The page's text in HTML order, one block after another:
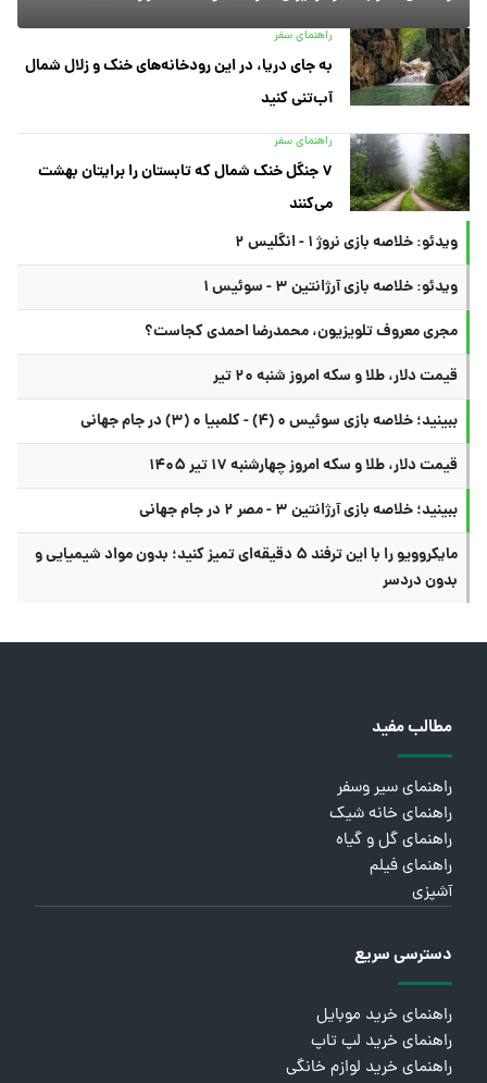
راهنمای سفر
به جای دریا، در این رودخانه‌های خنک و زلال شمال
آب‌تنی کنید
راهنمای سفر
۷ جنگل خنک شمال که تابستان را برایتان بهشت
می‌کنند
ویدئو: خلاصه بازی نروژ ۱ - انگلیس ۲
ویدئو: خلاصه بازی آرژانتین ۳ - سوئیس ۱
مجری معروف تلویزیون، محمدرضا احمدی کجاست؟
قیمت دلار، طلا و سکه امروز شنبه ۲۰ تیر
ببینید؛ خلاصه بازی سوئیس ۰ (۴) - کلمبیا ۰ (۳) در جام جهانی
قیمت دلار، طلا و سکه امروز چهارشنبه ۱۷ تیر ۱۴۰۵
ببینید؛ خلاصه بازی آرژانتین ۳ - مصر ۲ در جام جهانی
مایکروویو را با این ترفند ۵ دقیقه‌ای تمیز کنید؛ بدون مواد شیمیایی و
بدون دردسر
مطالب مفید
راهنمای سیر وسفر
راهنمای خانه شیک
راهنمای گل و گیاه
راهنمای فیلم
آشپزی
دسترسی سریع
راهنمای خرید موبایل
راهنمای خرید لپ تاپ
راهنمای خرید لوازم خانگی